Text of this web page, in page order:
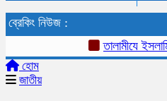
ব্রেকিং নিউজ :
তালামীযে ইসলামিয়া
হোম
জাতীয়